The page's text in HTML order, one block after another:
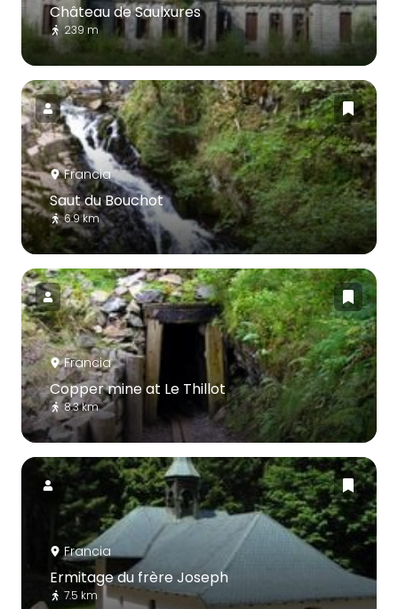
Château de Saulxures
239 m
Francia
Saut du Bouchot
6.9 km
Francia
Copper mine at Le Thillot
8.3 km
Francia
Ermitage du frère Joseph
7.5 km